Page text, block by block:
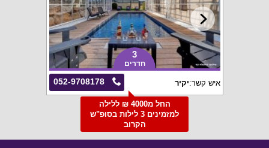
3
חדרים
052-9708178 איש קשר:יקיר
החל מ4000 ₪ ללילה
למזמינים 3 לילות בסופ"ש
הקרוב